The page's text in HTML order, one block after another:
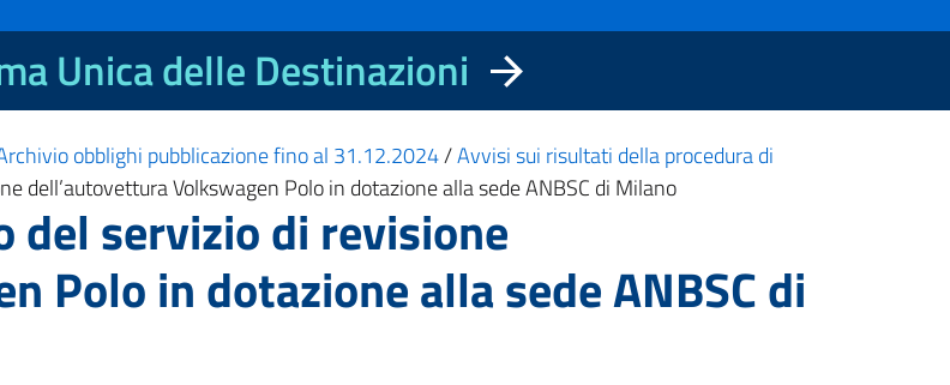
Unica delle Destinazioni
obblighi pubblicazione fino al 31.12.2024/Avvisi sui risultati della procedura di
dell’autovettura Volkswagen Polo in dotazione alla sede ANBSC di Milano
servizio di revisione
Polo in dotazione alla sede ANBSC di